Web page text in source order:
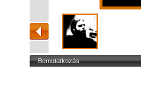
Bemutatkozás